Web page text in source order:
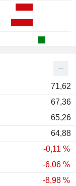
71,62
67,36
65,26
64,88
-0,11 %
-6,06 %
-8,98 %